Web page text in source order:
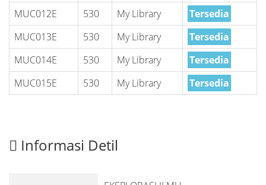
MUC012E
530 My Library
Tersedia
MUC013E
530 My Library
Tersedia
MUC014E
530 My Library
Tersedia
MUC015E
530 My Library Tersedia
Informasi Detil